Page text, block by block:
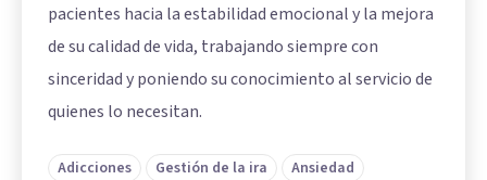
pacientes hacia la estabilidad emocional y la mejora
de su calidad de vida, trabajando siempre con
sinceridad y poniendo su conocimiento al servicio de
quienes lo necesitan.
Adicciones Gestión de la ira
Ansiedad